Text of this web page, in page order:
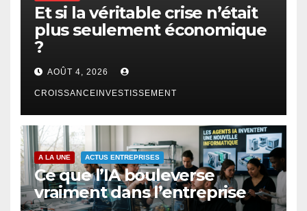
Et si la véritable crise n’était
plus seulement économique
?
AOÛT 4, 2026
CROISSANCEINVESTISSEMENT
A LA UNE ACTUS ENTREPRISES
Ce que l’IA bouleverse
vraiment dans l’entreprise